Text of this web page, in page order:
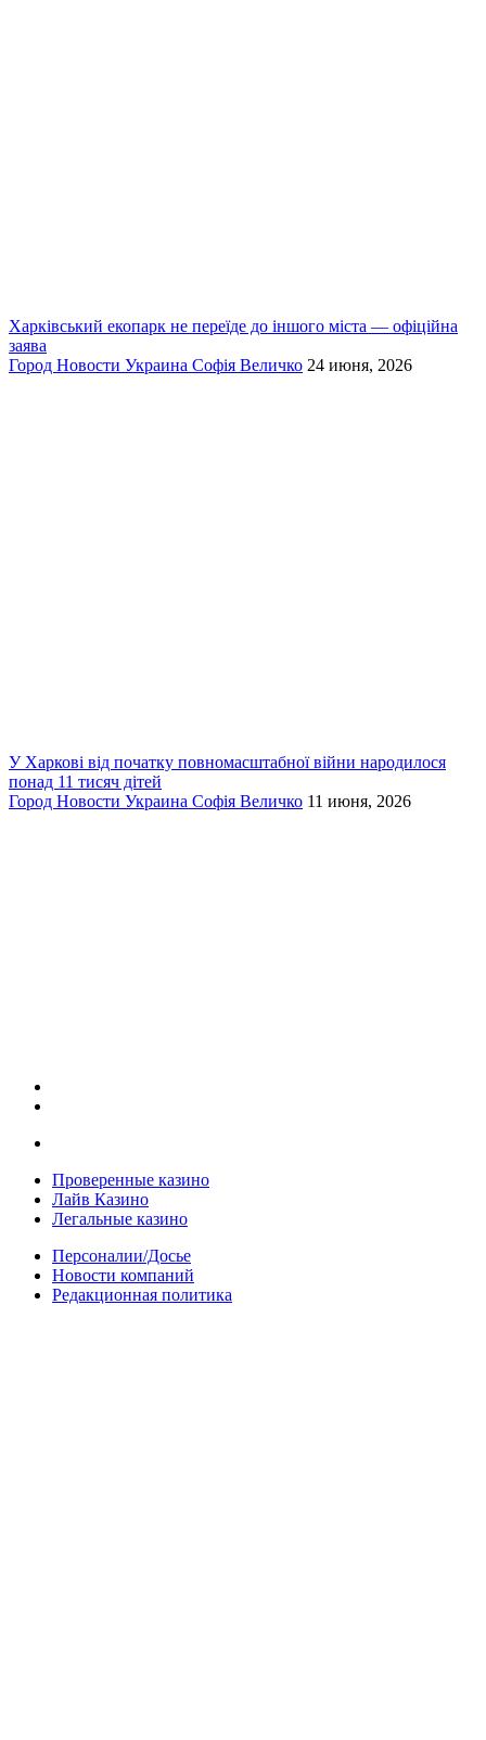
Харківський екопарк не переїде до іншого міста — офіційна
заява
Город Новости Украина Софія Величко 24 июня, 2026
У Харкові від початку повномасштабної війни народилося
понад 11 тисяч дітей
Город Новости Украина Софія Величко 11 июня, 2026
Проверенные казино
Лайв Казино
Легальные казино
Персоналии/Досье
Новости компаний
Редакционная политика